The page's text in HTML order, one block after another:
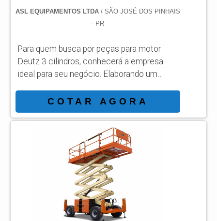
ASL EQUIPAMENTOS LTDA/ SÃO JOSÉ DOS PINHAIS
- PR
Para quem busca por peças para motor
Deutz 3 cilindros, conhecerá a empresa
ideal para seu negócio. Elaborando um
organização do ramo e conhecendo a líder
da área de atuação. Quando a busca é por
peças para motor Deutz 3 cilindros, com a
melhor mão de obra da ASL Equipamentos
irá encontrar precisão com qualidade e
rapidez no atendimento. OUTRAS
INFORMAÇÕES SOBRE PEÇAS PARA
COTAR AGORA